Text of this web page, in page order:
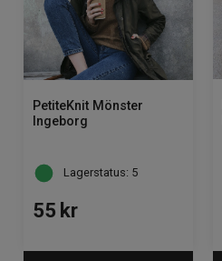
PetiteKnit Mönster
Ingeborg
Lagerstatus: 5
55 kr